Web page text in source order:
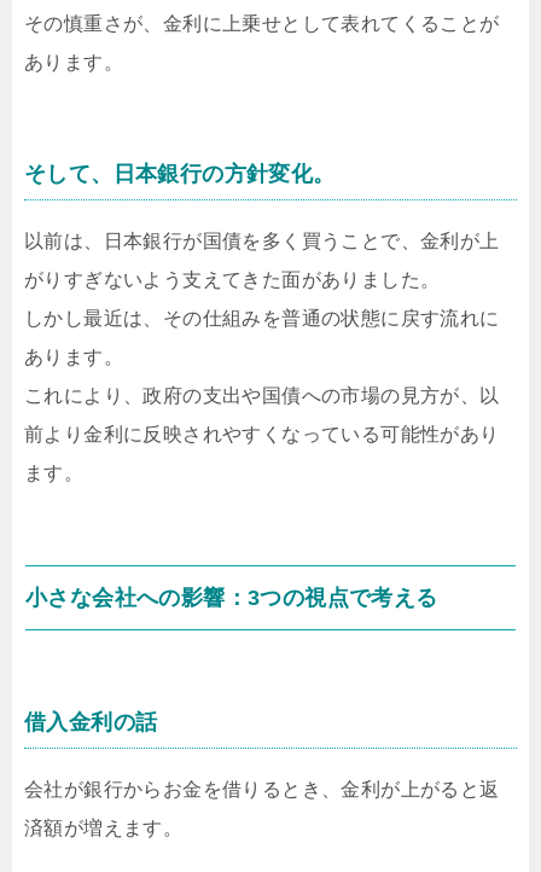
その慎重さが、金利に上乗せとして表れてくることが
あります。
そして、日本銀行の方針変化。
以前は、日本銀行が国債を多く買うことで、金利が上
がりすぎないよう支えてきた面がありました。
しかし最近は、その仕組みを普通の状態に戻す流れに
あります。
これにより、政府の支出や国債への市場の見方が、以
前より金利に反映されやすくなっている可能性があり
ます。
小さな会社への影響：3つの視点で考える
借入金利の話
会社が銀行からお金を借りるとき、金利が上がると返
済額が増えます。